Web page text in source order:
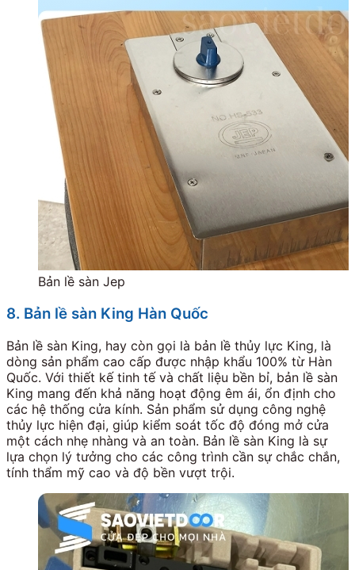
Bản lề sàn Jep
8. Bản lề sàn King Hàn Quốc
Bản lề sàn King, hay còn gọi là bản lề thủy lực King, là
dòng sản phẩm cao cấp được nhập khẩu 100% từ Hàn
Quốc. Với thiết kế tinh tế và chất liệu bền bỉ, bản lề sàn
King mang đến khả năng hoạt động êm ái, ổn định cho
các hệ thống cửa kính. Sản phẩm sử dụng công nghệ
thủy lực hiện đại, giúp kiểm soát tốc độ đóng mở cửa
một cách nhẹ nhàng và an toàn. Bản lề sàn King là sự
lựa chọn lý tưởng cho các công trình cần sự chắc chắn,
tính thẩm mỹ cao và độ bền vượt trội.